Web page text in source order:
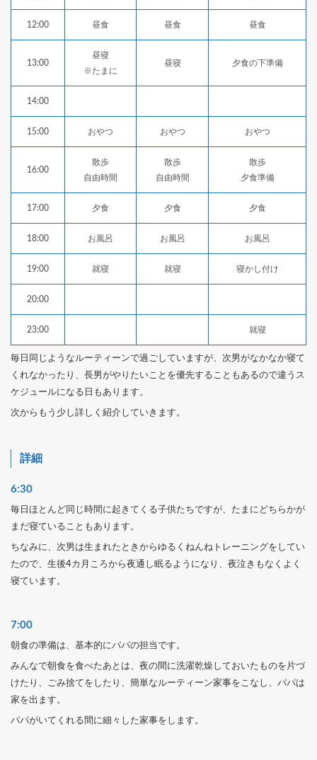
12:00 昼食 昼食 昼食
13:00
昼寝
※たまに
昼寝 夕食の下準備
14:00
15:00 おやつ おやつ おやつ
16:00
散歩
自由時間
散歩
自由時間
散歩
夕食準備
17:00 夕食 夕食 夕食
18:00 お風呂 お風呂 お風呂
19:00 就寝 就寝 寝かし付け
20:00
23:00 就寝
毎日同じようなルーティーンで過ごしていますが、次男がなかなか寝て
くれなかったり、長男がやりたいことを優先することもあるので違うス
ケジュールになる日もあります。
次からもう少し詳しく紹介していきます。
詳細
6:30
毎日ほとんど同じ時間に起きてくる子供たちですが、たまにどちらかが
まだ寝ていることもあります。
ちなみに、次男は生まれたときからゆるくねんねトレーニングをしてい
たので、生後4カ月ころから夜通し眠るようになり、夜泣きもなくよく
寝ています。
7:00
朝食の準備は、基本的にパパの担当です。
みんなで朝食を食べたあとは、夜の間に洗濯乾燥しておいたものを片づ
けたり、ごみ捨てをしたり、簡単なルーティーン家事をこなし、パパは
家を出ます。
パパがいてくれる間に細々した家事をします。